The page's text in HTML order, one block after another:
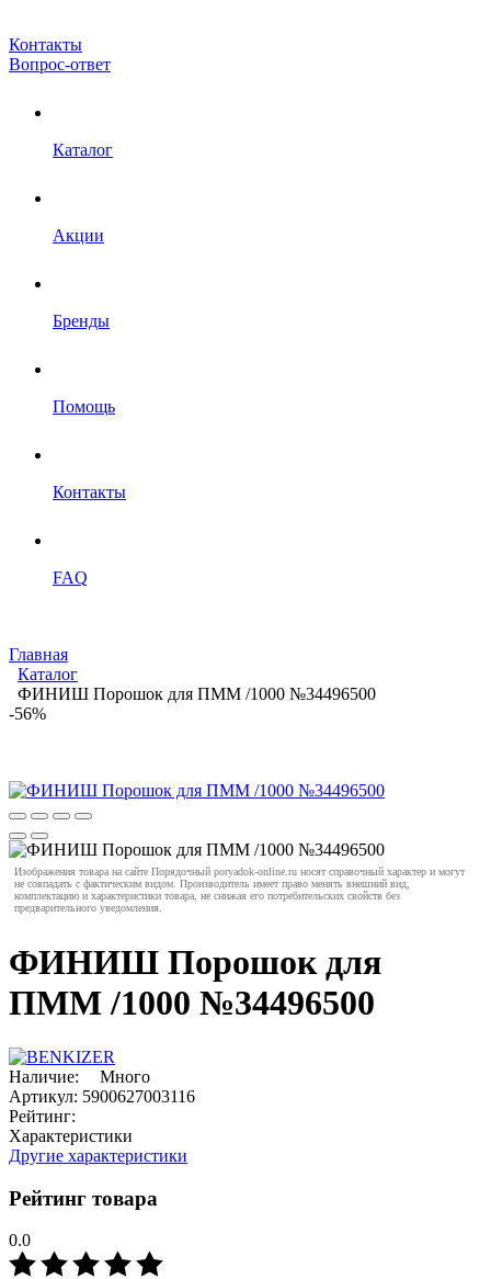
Контакты
Вопрос-ответ
Каталог
Акции
Бренды
Помощь
Контакты
FAQ
Главная
Каталог
ФИНИШ Порошок для ПММ /1000 №34496500
-56%
Изображения товара на сайте Порядочный poryadok-online.ru носят справочный характер и могут
не совпадать с фактическим видом. Производитель имеет право менять внешний вид,
комплектацию и характеристики товара, не снижая его потребительских свойств без
предварительного уведомления.
ФИНИШ Порошок для
ПММ /1000 №34496500
Наличие:
Много
Артикул: 5900627003116
Рейтинг:
Характеристики
Другие характеристики
Рейтинг товара
0.0